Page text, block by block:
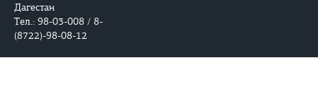
Дагестан
Тел.: 98-03-008 / 8-
(8722)-98-08-12